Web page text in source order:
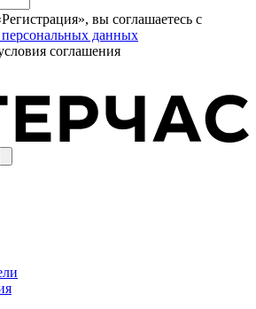
вы соглашаетесь с
данных
соглашения